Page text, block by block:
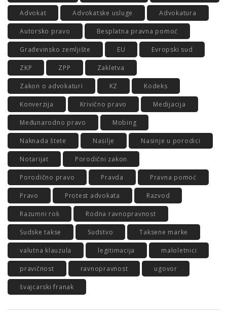
Advokat Advokatske usluge Advokatura
Autorsko pravo Besplatna pravna pomoć
Građevinsko zemljište EU Evropski sud
ZKP ZPP Zakletva
Zakon o advokaturi KZ Kodeks
Konverzija Krivično pravo Medijacija
Međunarodno pravo Mobing
Naknada štete Nasilje Nasinje u porodici
Notarijat Porodični zakon
Porodično pravo Pravda Pravna pomoć
Pravo Protest advokata Razvod
Razumni rok Rodna ravnopravnost
Sudske takse Sudstvo Taksene marke
valutna klauzula legitimacija maloletnici
pravičnost ravnopravnost ugovor
švajcarski franak